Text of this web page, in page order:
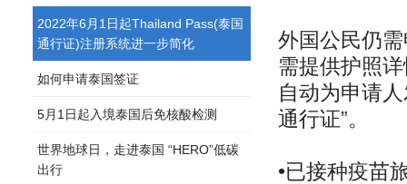
2022年6月1日起Thailand Pass(泰国
通行证)注册系统进一步简化
如何申请泰国签证
5月1日起入境泰国后免核酸检测
世界地球日，走进泰国 “HERO”低碳
出行
外国公⺠仍需
需提供护照
自动为申请
通行证”。
•已接种疫苗